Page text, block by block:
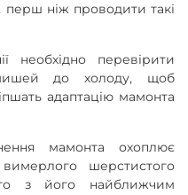
перш ніж проводити такі
необхідно перевірити
мишей до холоду, щоб
адаптацію мамонта
мамонта охоплює
шерстистого
з його найближчим